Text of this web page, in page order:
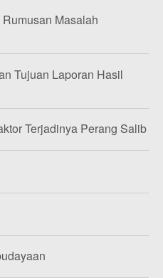
Masalah
Tujuan Laporan Hasil
Terjadinya Perang Salib